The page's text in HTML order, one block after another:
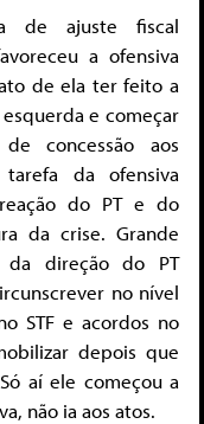
de ajuste fiscal
a ofensiva
de ela ter feito a
e começar
concessão aos
da ofensiva
do PT e do
da crise. Grande
direção do PT
no nível
STF e acordos no
depois que
aí ele começou a
não ia aos atos.